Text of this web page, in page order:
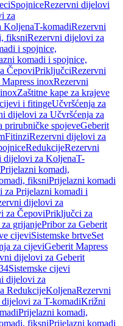
SpojniceRezervni dijelovi
za
KoljenaT-komadiRezervni
fiksniRezervni dijelovi za
i spojnice,
komadi i spojnice,
ČepoviPriključciRezervni
inoxRezervni
Zaštitne kape za krajeve
i fitingeUčvršćenja za
dijelovi za Učvršćenja za
prirubničke spojeveGeberit
FitinziRezervni dijelovi za
RedukcijeRezervni
dijelovi za KoljenaT-
Prijelazni komadi,
fiksniPrijelazni komadi
za Prijelazni komadi i
dijelovi za
za ČepoviPriključci za
grijanjePribor za Geberit
cijeviSistemske brtveSet
za cijeviGeberit Mapress
dijelovi za Geberit
Sistemske cijevi
dijelovi za
RedukcijeKoljenaRezervni
za T-komadiKrižni
Prijelazni komadi,
fiksniPrijelazni komadi